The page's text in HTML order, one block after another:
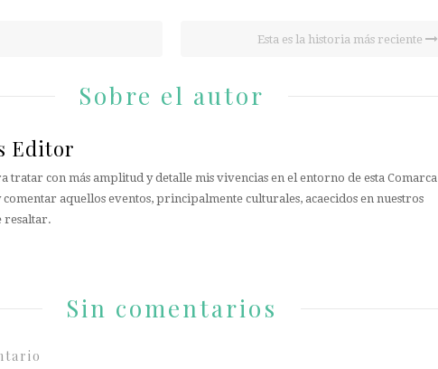
Esta es la historia más reciente
Sobre el autor
Editor
tratar con más amplitud y detalle mis vivencias en el entorno de esta Comarca
comentar aquellos eventos, principalmente culturales, acaecidos en nuestros
resaltar.
Sin comentarios